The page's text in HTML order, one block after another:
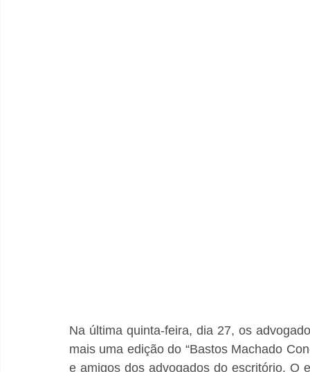
Na última quinta-feira, dia 27, os
mais uma edição do “Bastos Machado
e amigos dos advogados do escritório. O